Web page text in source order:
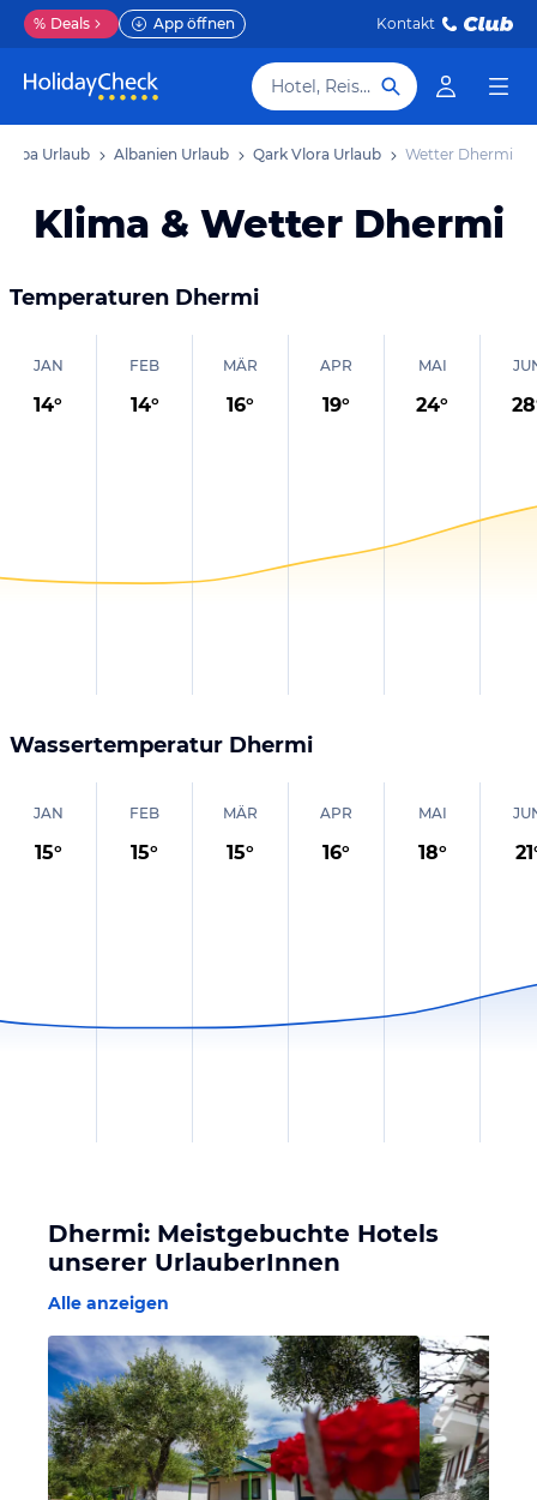
% Deals App öffnen Kontakt
Hotel, Reiseziel
Urlaub Albanien Urlaub Qark Vlora Urlaub Wetter Dhermi
Klima & Wetter Dhermi
Temperaturen Dhermi
JAN
14°
FEB
14°
MÄR
16°
APR
19°
MAI
24° 28
Wassertemperatur Dhermi
JAN
15°
FEB
15°
MÄR
15°
APR
16°
MAI
18° 21
Dhermi: Meistgebuchte Hotels
unserer UrlauberInnen
Alle anzeigen